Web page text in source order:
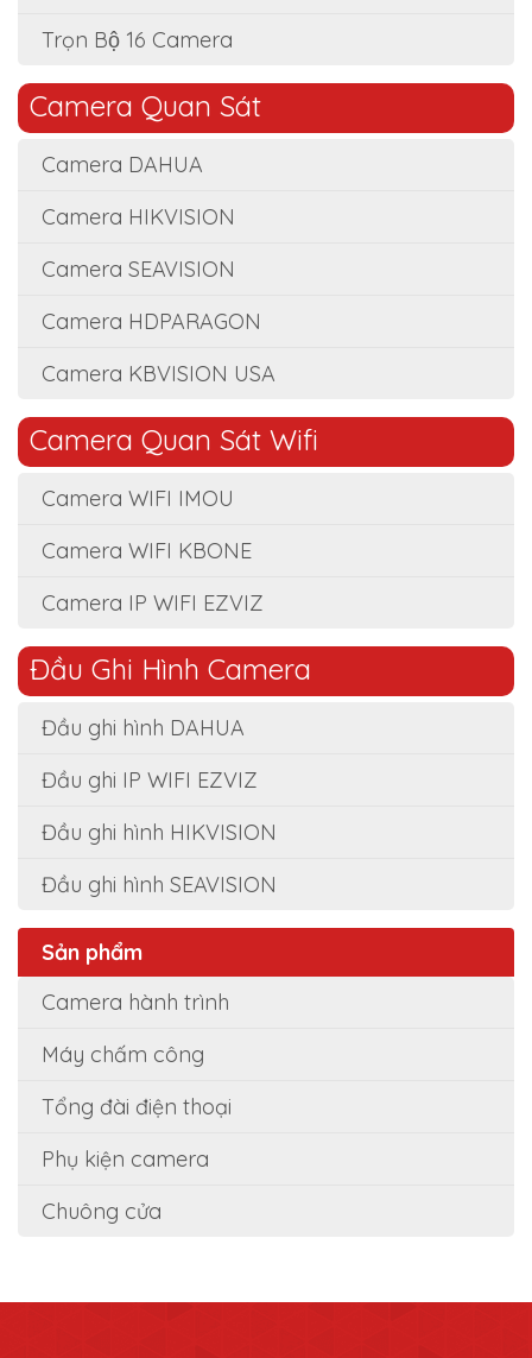
Trọn Bộ 16 Camera
Camera Quan Sát
Camera DAHUA
Camera HIKVISION
Camera SEAVISION
Camera HDPARAGON
Camera KBVISION USA
Camera Quan Sát Wifi
Camera WIFI IMOU
Camera WIFI KBONE
Camera IP WIFI EZVIZ
Đầu Ghi Hình Camera
Đầu ghi hình DAHUA
Đầu ghi IP WIFI EZVIZ
Đầu ghi hình HIKVISION
Đầu ghi hình SEAVISION
Sản phẩm
Camera hành trình
Máy chấm công
Tổng đài điện thoại
Phụ kiện camera
Chuông cửa